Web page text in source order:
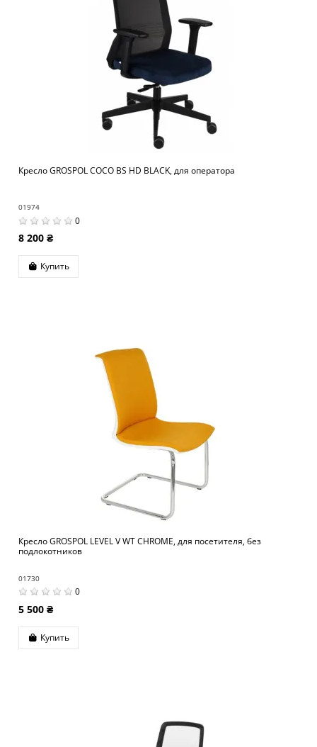
Кресло GROSPOL COCO BS HD BLACK, для оператора
01974
0
8 200 ₴
Купить
Кресло GROSPOL LEVEL V WT CHROME, для посетителя, без
подлокотников
01730
0
5 500 ₴
Купить